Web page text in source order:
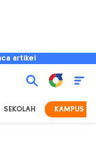
artikel
SEKOLAH KAMPUS